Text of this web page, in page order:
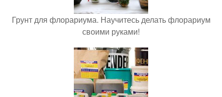
Грунт для флорариума. Научитесь делать флорариум
своими руками!